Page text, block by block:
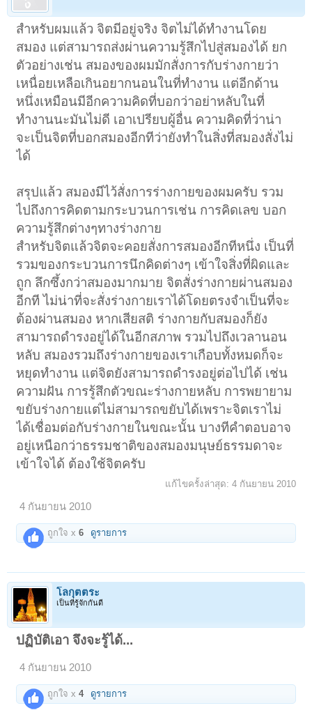
สำหรับผมแล้ว จิตมีอยู่จริง จิตไม่ได้ทำงานโดย
สมอง แต่สามารถส่งผ่านความรู้สึกไปสู่สมองได้ ยก
ตัวอย่างเช่น สมองของผมมักสั่งการกับร่างกายว่า
เหนื่อยเหลือเกินอยากนอนในที่ทำงาน แต่อีกด้าน
หนึ่งเหมือนมีอีกความคิดที่บอกว่าอย่าหลับในที่
ทำงานนะมันไม่ดี เอาเปรียบผู้อื่น ความคิดที่ว่าน่า
จะเป็นจิตที่บอกสมองอีกทีว่ายังทำในสิ่งที่สมองสั่งไม่
ได้
สรุปแล้ว สมองมีไว้สั่งการร่างกายของผมครับ รวม
ไปถึงการคิดตามกระบวนการเช่น การคิดเลข บอก
ความรู้สึกต่างๆทางร่างกาย
สำหรับจิตแล้วจิตจะคอยสั่งการสมองอีกทีหนึ่ง เป็นที่
รวมของกระบวนการนึกคิดต่างๆ เข้าใจสิ่งที่ผิดและ
ถูก ลึกซึ้งกว่าสมองมากมาย จิตสั่งร่างกายผ่านสมอง
อีกที ไม่น่าที่จะสั่งร่างกายเราได้โดยตรงจำเป็นที่จะ
ต้องผ่านสมอง หากเสียสติ ร่างกายกับสมองก็ยัง
สามารถดำรงอยู่ได้ในอีกสภาพ รวมไปถึงเวลานอน
หลับ สมองรวมถึงร่างกายของเราเกือบทั้งหมดก็จะ
หยุดทำงาน แต่จิตยังสามารถดำรงอยู่ต่อไปได้ เช่น
ความฝัน การรู้สึกตัวขณะร่างกายหลับ การพยายาม
ขยับร่างกายแต่ไม่สามารถขยับได้เพราะจิตเราไม่
ได้เชื่อมต่อกับร่างกายในขณะนั้น บางทีคำตอบอาจ
อยู่เหนือกว่าธรรมชาติของสมองมนุษย์ธรรมดาจะ
เข้าใจได้ ต้องใช้จิตครับ
แก้ไขครั้งล่าสุด: 4 กันยายน 2010
4 กันยายน 2010
ถูกใจ x6 ดูรายการ
โลกุตตระ
เป็นที่รู้จักกันดี
ปฏิบัติเอา จึงจะรู้ได้...
4 กันยายน 2010
ถูกใจ x4 ดูรายการ